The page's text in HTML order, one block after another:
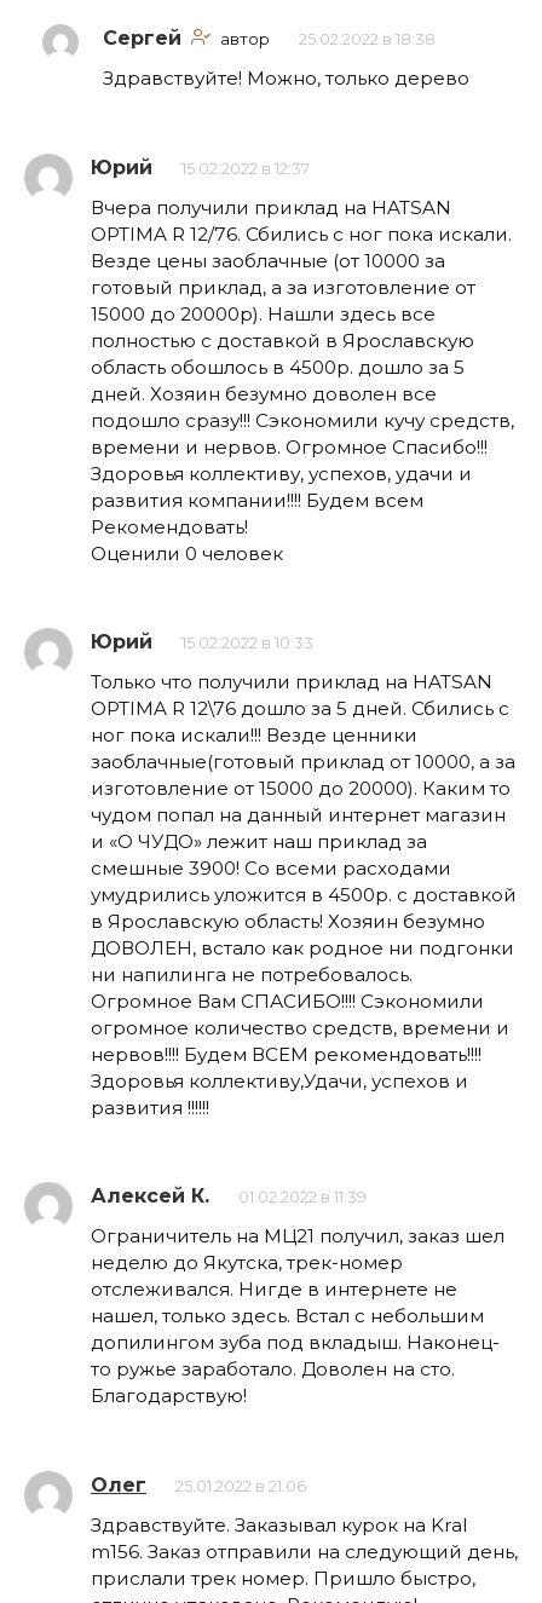
Сергей автор 25.02.2022 в 18:38
Здравствуйте! Можно, только дерево
Юрий 15.02.2022 в 12:37
Вчера получили приклад на HATSAN
OPTIMA R 12/76. Сбились с ног пока искали.
Везде цены заоблачные (от 10000 за
готовый приклад, а за изготовление от
15000 до 20000р). Нашли здесь все
полностью с доставкой в Ярославскую
область обошлось в 4500р. дошло за 5
дней. Хозяин безумно доволен все
подошло сразу!!! Сэкономили кучу средств,
времени и нервов. Огромное Спасибо!!!
Здоровья коллективу, успехов, удачи и
развития компании!!!! Будем всем
Рекомендовать!
Оценили 0 человек
Юрий 15.02.2022 в 10:33
Только что получили приклад на HATSAN
OPTIMA R 12\76 дошло за 5 дней. Сбились с
ног пока искали!!! Везде ценники
заоблачные(готовый приклад от 10000, а за
изготовление от 15000 до 20000). Каким то
чудом попал на данный интернет магазин
и «О ЧУДО» лежит наш приклад за
смешные 3900! Со всеми расходами
умудрились уложится в 4500р. с доставкой
в Ярославскую область! Хозяин безумно
ДОВОЛЕН, встало как родное ни подгонки
ни напилинга не потребовалось.
Огромное Вам СПАСИБО!!!! Сэкономили
огромное количество средств, времени и
нервов!!!! Будем ВСЕМ рекомендовать!!!!
Здоровья коллективу,Удачи, успехов и
развития !!!!!!
Алексей К. 01.02.2022 в 11:39
Ограничитель на МЦ21 получил, заказ шел
неделю до Якутска, трек-номер
отслеживался. Нигде в интернете не
нашел, только здесь. Встал с небольшим
допилингом зуба под вкладыш. Наконец-
то ружье заработало. Доволен на сто.
Благодарствую!
Олег 25.01.2022 в 21:06
Здравствуйте. Заказывал курок на Kral
m156. Заказ отправили на следующий день,
прислали трек номер. Пришло быстро,